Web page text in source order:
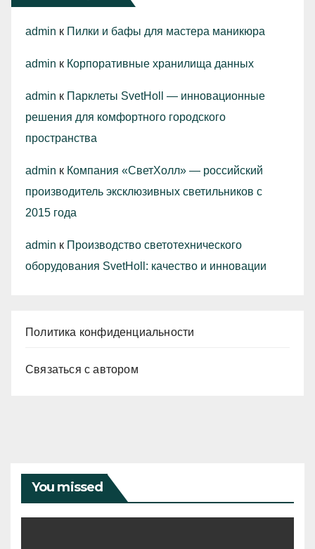
admin к Пилки и бафы для мастера маникюра
admin к Корпоративные хранилища данных
admin к Парклеты SvetHoll — инновационные
решения для комфортного городского
пространства
admin к Компания «СветХолл» — российский
производитель эксклюзивных светильников с
2015 года
admin к Производство светотехнического
оборудования SvetHoll: качество и инновации
Политика конфиденциальности
Связаться с автором
You missed